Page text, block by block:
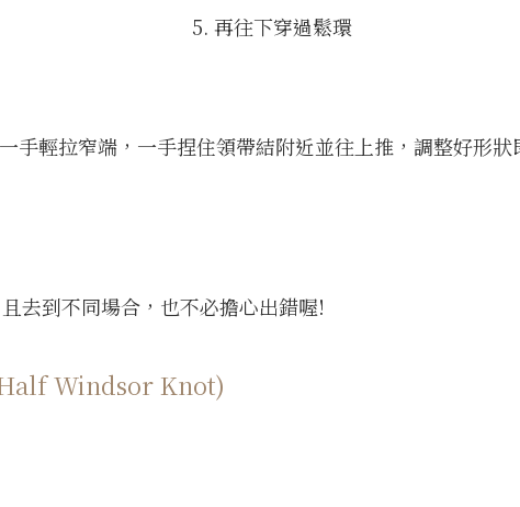
5. 再往下穿過鬆環
手輕拉窄端，一手捏住領帶結附近並往上推，調整好形狀
去到不同場合，也不必擔心出錯喔!
Windsor Knot)